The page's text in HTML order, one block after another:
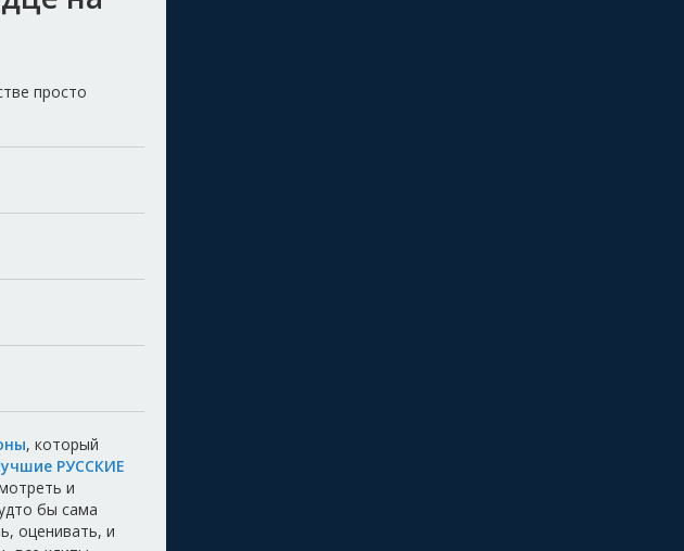
просто
, который
РУССКИЕ
и
бы сама
оценивать, и